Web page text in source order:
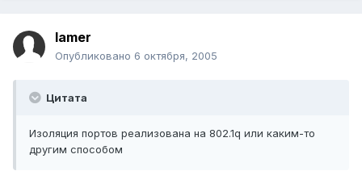
lamer
Опубликовано 6 октября, 2005
Цитата
Изоляция портов реализована на 802.1q или каким-то
другим способом